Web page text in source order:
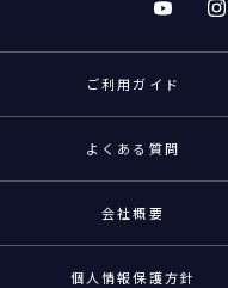
ご利用ガイド
よくある質問
会社概要
個人情報保護方針